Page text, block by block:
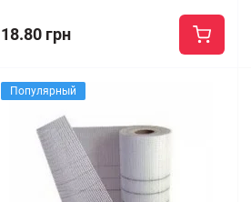
18.80 грн
Популярный